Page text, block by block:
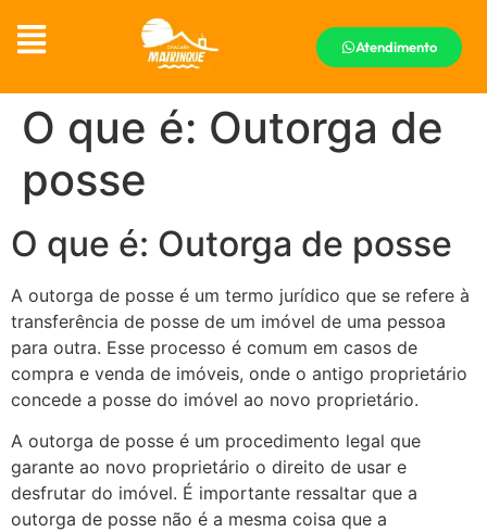
Atendimento
O que é: Outorga de
posse
O que é: Outorga de posse
A outorga de posse é um termo jurídico que se refere à
transferência de posse de um imóvel de uma pessoa
para outra. Esse processo é comum em casos de
compra e venda de imóveis, onde o antigo proprietário
concede a posse do imóvel ao novo proprietário.
A outorga de posse é um procedimento legal que
garante ao novo proprietário o direito de usar e
desfrutar do imóvel. É importante ressaltar que a
outorga de posse não é a mesma coisa que a